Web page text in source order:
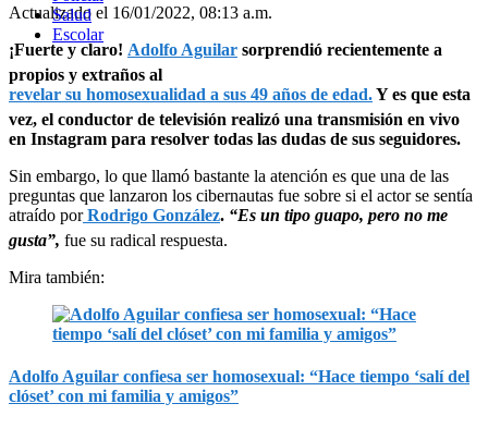
Salud
Escolar
Actualizado el 16/01/2022, 08:13 a.m.
¡Fuerte y claro! Adolfo Aguilar sorprendió recientemente a
propios y extraños al
revelar su homosexualidad a sus 49 años de edad.Y es que esta
vez, el conductor de televisión realizó una transmisión en vivo
en Instagram para resolver todas las dudas de sus seguidores.
Sin embargo, lo que llamó bastante la atención es que una de las
preguntas que lanzaron los cibernautas fue sobre si el actor se sentía
atraído por Rodrigo González. “Es un tipo guapo, pero no me
gusta”, fue su radical respuesta.
Mira también:
Adolfo Aguilar confiesa ser homosexual: “Hace tiempo ‘salí del
clóset’ con mi familia y amigos”